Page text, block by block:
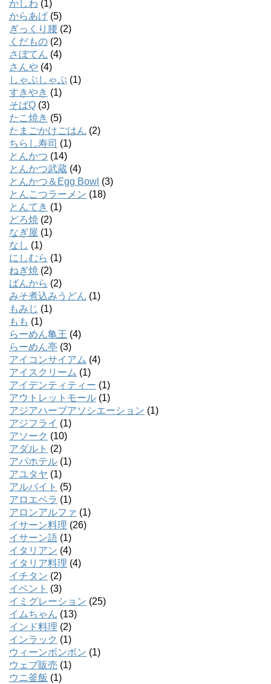
かしわ (1)
からあげ (5)
ぎっくり腰 (2)
くだもの (2)
さぼてん (4)
さんや (4)
しゃぶしゃぶ (1)
すきやき (1)
そばQ (3)
たこ焼き (5)
たまごかけごはん (2)
ちらし寿司 (1)
とんかつ (14)
とんかつ武蔵 (4)
とんかつ＆Egg Bowl (3)
とんこつラーメン (18)
とんてき (1)
どろ焼 (2)
なぎ屋 (1)
なし (1)
にしむら (1)
ねぎ焼 (2)
ばんから (2)
みそ煮込みうどん (1)
もみじ (1)
もも (1)
らーめん亀王 (4)
らーめん亭 (3)
アイコンサイアム (4)
アイスクリーム (1)
アイデンティティー (1)
アウトレットモール (1)
アジアハーブアソシエーション (1)
アジフライ (1)
アソーク (10)
アダルト (2)
アパホテル (1)
アユタヤ (1)
アルバイト (5)
アロエベラ (1)
アロンアルファ (1)
イサーン料理 (26)
イサーン語 (1)
イタリアン (4)
イタリア料理 (4)
イチタン (2)
イベント (3)
イミグレーション (25)
イムちゃん (13)
インド料理 (2)
インラック (1)
ウィーンボンボン (1)
ウェブ販売 (1)
ウニ釜飯 (1)